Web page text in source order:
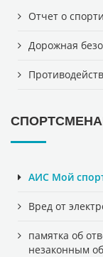
Отчет о
Дорожная
АИС Мой
Вред от
памятка об
незаконным